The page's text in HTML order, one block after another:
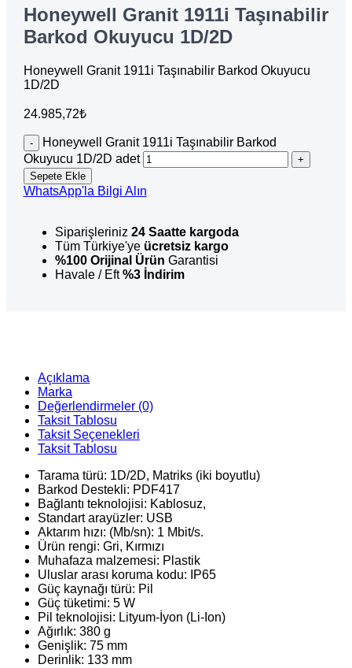
Honeywell Granit 1911i Taşınabilir
Barkod Okuyucu 1D/2D
Honeywell Granit 1911i Taşınabilir Barkod Okuyucu
1D/2D
24.985,72₺
Honeywell Granit 1911i Taşınabilir Barkod
Okuyucu 1D/2D adet
Sepete Ekle
WhatsApp'la Bilgi Alın
Siparişleriniz 24 Saatte kargoda
Tüm Türkiye'ye ücretsiz kargo
%100 Orijinal Ürün Garantisi
Havale / Eft%3 İndirim
Açıklama
Marka
Değerlendirmeler (0)
Taksit Tablosu
Taksit Seçenekleri
Taksit Tablosu
Tarama türü: 1D/2D, Matriks (iki boyutlu)
Barkod Destekli: PDF417
Bağlantı teknolojisi: Kablosuz,
Standart arayüzler: USB
Aktarım hızı: (Mb/sn): 1 Mbit/s.
Ürün rengi: Gri, Kırmızı
Muhafaza malzemesi: Plastik
Uluslar arası koruma kodu: IP65
Güç kaynağı türü: Pil
Güç tüketimi: 5 W
Pil teknolojisi: Lityum-İyon (Li-Ion)
Ağırlık: 380 g
Genişlik: 75 mm
Derinlik: 133 mm